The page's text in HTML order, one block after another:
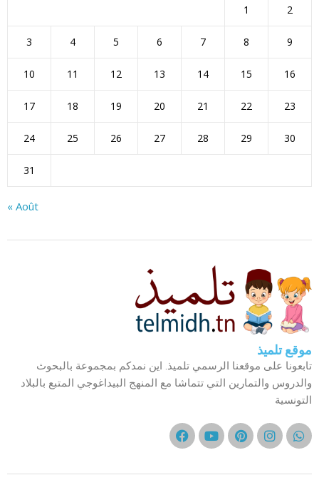
1 2
3 4 5 6 7 8 9
10 11 12 13 14 15 16
17 18 19 20 21 22 23
24 25 26 27 28 29 30
31
« Août
موقع تلميذ
تابعونا على موقعنا الرسمي تلميذ. اين نمدكم بمجموعة بالبحوث
والدروس والتمارين التي تتماشا مع المنهج البيداغوجي المتبع بالبلاد
التونسية